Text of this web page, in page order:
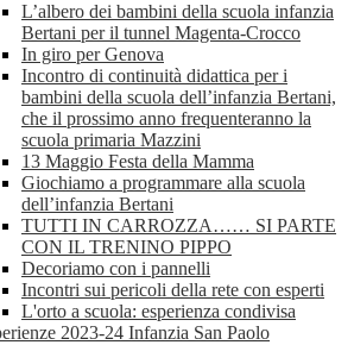
L’albero dei bambini della scuola infanzia
Bertani per il tunnel Magenta-Crocco
In giro per Genova
Incontro di continuità didattica per i
bambini della scuola dell’infanzia Bertani,
che il prossimo anno frequenteranno la
scuola primaria Mazzini
13 Maggio Festa della Mamma
Giochiamo a programmare alla scuola
dell’infanzia Bertani
TUTTI IN CARROZZA…… SI PARTE
CON IL TRENINO PIPPO
Decoriamo con i pannelli
Incontri sui pericoli della rete con esperti
L'orto a scuola: esperienza condivisa
2023-24 Infanzia San Paolo